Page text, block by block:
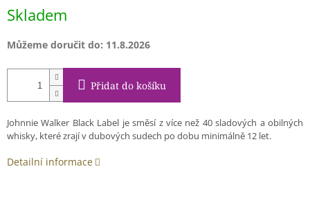
cena:
Skladem
Můžeme doručit do: 11.8.2026
Přidat do košíku
Johnnie Walker Black Label je směsí z více než 40 sladových a obilných
whisky, které zrají v dubových sudech po dobu minimálně 12 let.
Detailní informace